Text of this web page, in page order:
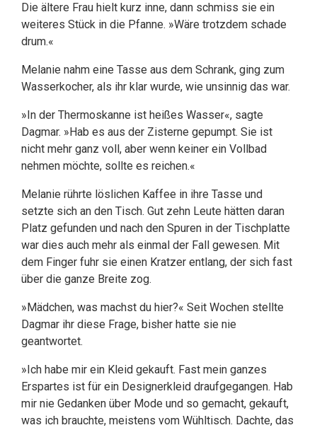
Die ältere Frau hielt kurz inne, dann schmiss sie ein
weiteres Stück in die Pfanne. »Wäre trotzdem schade
drum.«
Melanie nahm eine Tasse aus dem Schrank, ging zum
Wasserkocher, als ihr klar wurde, wie unsinnig das war.
»In der Thermoskanne ist heißes Wasser«, sagte
Dagmar. »Hab es aus der Zisterne gepumpt. Sie ist
nicht mehr ganz voll, aber wenn keiner ein Vollbad
nehmen möchte, sollte es reichen.«
Melanie rührte löslichen Kaffee in ihre Tasse und
setzte sich an den Tisch. Gut zehn Leute hätten daran
Platz gefunden und nach den Spuren in der Tischplatte
war dies auch mehr als einmal der Fall gewesen. Mit
dem Finger fuhr sie einen Kratzer entlang, der sich fast
über die ganze Breite zog.
»Mädchen, was machst du hier?« Seit Wochen stellte
Dagmar ihr diese Frage, bisher hatte sie nie
geantwortet.
»Ich habe mir ein Kleid gekauft. Fast mein ganzes
Erspartes ist für ein Designerkleid draufgegangen. Hab
mir nie Gedanken über Mode und so gemacht, gekauft,
was ich brauchte, meistens vom Wühltisch. Dachte, das